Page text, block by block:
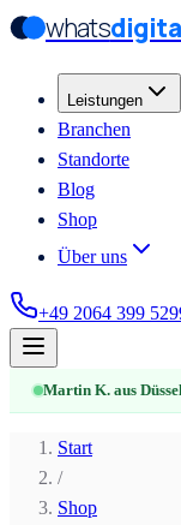
Zum Hauptinhalt
Zum Hauptinhalt
whats
Leistungen
Branchen
Standorte
Blog
Shop
Über uns
+49 2064 399
Martin K. aus
Start
/
Shop